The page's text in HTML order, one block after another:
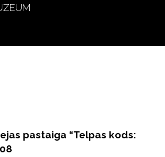
pastaiga “Telpas kods: